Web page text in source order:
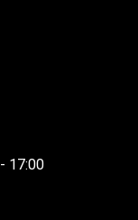
17:00